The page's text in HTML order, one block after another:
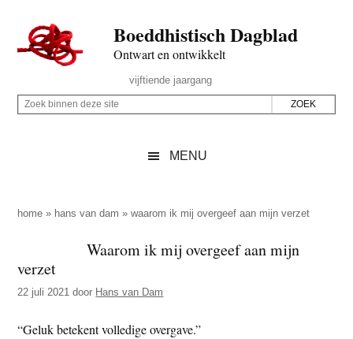
naar
de
inhoud
secondary
naar
de
sidebar
naar
de
Boeddhistisch Dagblad
Ontwart en ontwikkelt
Rechts
vijftiende jaargang
Z
p
z
e
s
Z
i
e
n
e
MENU
home » hans van dam »waarom ik mij overgeef aan mijn verzet
Waarom ik mij overgeef aan mijn
verzet
22 juli 2021 door Hans van Dam
“Geluk betekent volledige overgave.”